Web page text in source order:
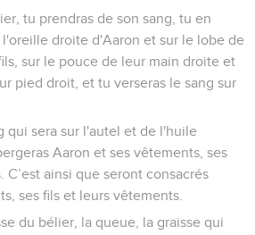
tu prendras de son sang, tu en
droite d'Aaron et sur le lobe de
sur le pouce de leur main droite et
pied droit, et tu verseras le sang sur
qui sera sur l'autel et de l'huile
Aaron et ses vêtements, ses
ainsi que seront consacrés
ses fils et leurs vêtements.
du bélier, la queue, la graisse qui